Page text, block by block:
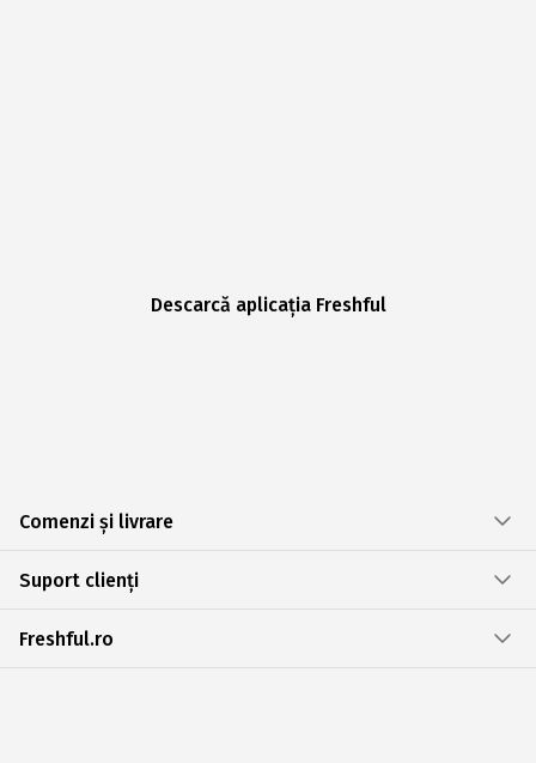
Descarcă aplicația Freshful
Comenzi și livrare
Suport clienți
Freshful.ro